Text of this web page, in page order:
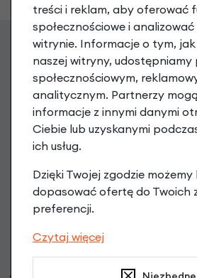
Zgarnij 20 zł na
zakupy
Zapisz się do newslettera, aby
powyżej 199 PLN oraz informacje o
podaj swój adres e-mail
cookie. Administratorem Twoich danych osobowych są
treści i reklam, aby oferować
społecznościowe i
witrynie. Informacje o tym,
naszej witryny,
społecznościowym,
analitycznym. Partnerzy
informacje z innymi danymi
Ciebie lub uzyskanymi
ich usług.
Dzięki Twojej zgodzie możemy
dopasować ofertę do Twoich
preferencji.
Czytaj więcej